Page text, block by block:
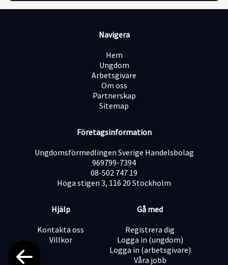
Följa upp, analysera och föra statistik över försäljning
Driva merförsäljning
Hantera övriga uppgifter som rör kunder/verksamhet
…är en entusiastisk och driven person som trivs i en
dynamisk arbetsmiljö. Du brinner för förstklassig
service och kundbemötande! Du är självgående med en
passion för att bygga långvariga kundrelationer. Du är
Navigera
Hem
Ungdom
Arbetsgivare
Om oss
Partnerskap
Sitemap
Företagsinformation
Ungdomsförmedlingen Sverige Handelsbolag
969799-7394
08-502 747 19
Höga stigen 3, 116 20 Stockholm
Hjälp
Kontakta oss
Villkor
Gå med
Registrera dig
Logga in (ungdom)
Logga in (arbetsgivare)
Våra jobb